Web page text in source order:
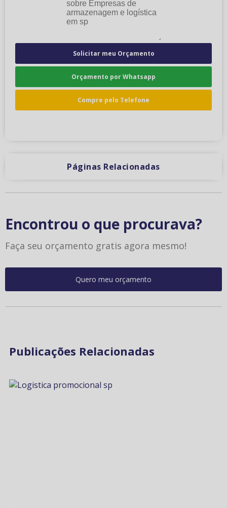
Solicitar meu Orçamento
Orçamento por Whatsapp
Compre pelo Telefone
Páginas Relacionadas
Encontrou o que procurava?
Faça seu orçamento gratis agora mesmo!
Quero meu orçamento
Publicações Relacionadas